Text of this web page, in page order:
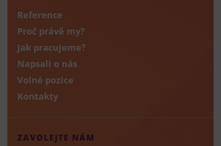
Reference
Proč právě my?
Jak pracujeme?
Napsali o nás
Volné pozice
Kontakty
ZAVOLEJTE NÁM